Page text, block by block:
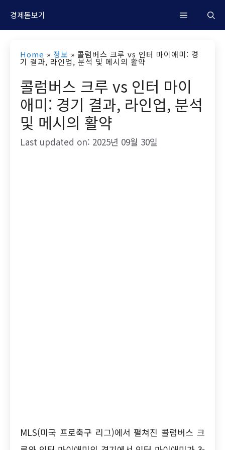
경제돋보기 M
u
Home » 정보 » 콜럼버스 크루 vs 인터 마이애미: 경
기 결과, 라인업, 분석 및 메시의 활약
콜럼버스 크루 vs 인터 마이
애미: 경기 결과, 라인업, 분석
및 메시의 활약
Last updated on: 2025년 09월 30일
MLS(미국 프로축구 리그)에서 펼쳐진 콜럼버스 크